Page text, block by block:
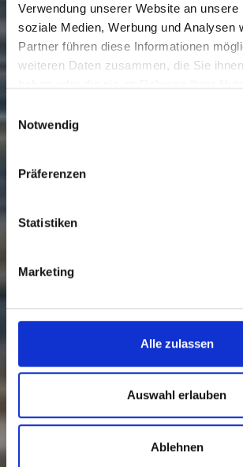
Verwendung unserer Website an unsere
soziale Medien, Werbung und Analysen
Partner führen diese Informationen
weiteren Daten zusammen, die Sie
Einwilligungsauswahl
Notwendig
Präferenzen
Statistiken
Marketing
Alle zulassen
Auswahl erlauben
Ablehnen